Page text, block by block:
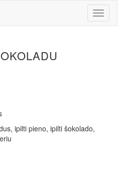
Toggle
ipilti pieno, ipilti šokolado,